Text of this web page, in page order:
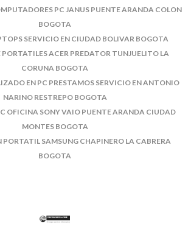
PC JANUS PUENTE ARANDA COLON
BOGOTA
SERVICIO EN CIUDAD BOLIVAR BOGOTA
PORTATILES ACER PREDATOR TUNJUELITO LA
CORUNA BOGOTA
EN PC PRESTAMOS SERVICIO EN ANTONIO
NARINO RESTREPO BOGOTA
OFICINA SONY VAIO PUENTE ARANDA CIUDAD
MONTES BOGOTA
SAMSUNG CHAPINERO LA CABRERA
BOGOTA